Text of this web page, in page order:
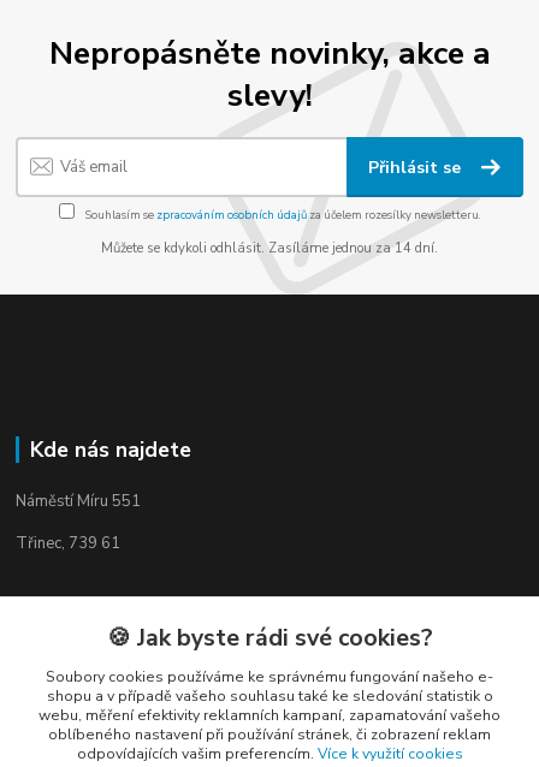
Nepropásněte novinky, akce a
slevy!
Přihlásit se
Souhlasím se zpracováním osobních údajůza účelem rozesílky newsletteru.
Můžete se kdykoli odhlásit. Zasíláme jednou za 14 dní.
Kde nás najdete
Náměstí Míru 551
Třinec, 739 61
Kontakty
🍪 Jak byste rádi své cookies?
Soubory cookies používáme ke správnému fungování našeho e-
shopu a v případě vašeho souhlasu také ke sledování statistik o
webu, měření efektivity reklamních kampaní, zapamatování vašeho
oblíbeného nastavení při používání stránek, či zobrazení reklam
odpovídajících vašim preferencím. Více k využití cookies